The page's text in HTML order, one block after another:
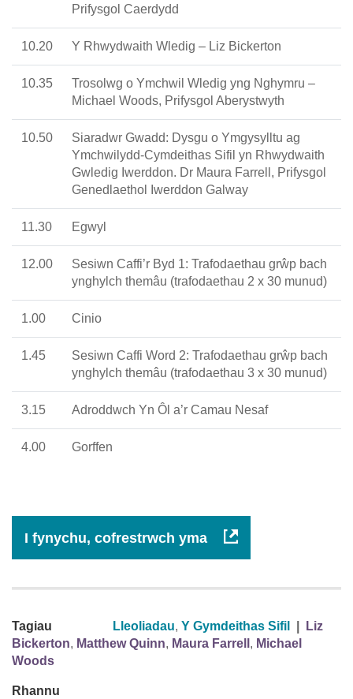
Prifysgol Caerdydd
10.20 Y Rhwydwaith Wledig – Liz Bickerton
10.35
Trosolwg o Ymchwil Wledig yng Nghymru –
Michael Woods, Prifysgol Aberystwyth
10.50
Siaradwr Gwadd: Dysgu o Ymgysylltu ag
Ymchwilydd-Cymdeithas Sifil yn Rhwydwaith
Gwledig Iwerddon. Dr Maura Farrell, Prifysgol
Genedlaethol Iwerddon Galway
11.30 Egwyl
12.00
Sesiwn Caffi’r Byd 1: Trafodaethau grŵp bach
ynghylch themâu (trafodaethau 2 x 30 munud)
1.00 Cinio
1.45
Sesiwn Caffi Word 2: Trafodaethau grŵp bach
ynghylch themâu (trafodaethau 3 x 30 munud)
3.15 Adroddwch Yn Ôl a’r Camau Nesaf
4.00 Gorffen
I fynychu, cofrestrwch yma
Tagiau Lleoliadau, Y Gymdeithas Sifil
Liz
Bickerton, Matthew Quinn, Maura Farrell , Michael
Woods
Rhannu